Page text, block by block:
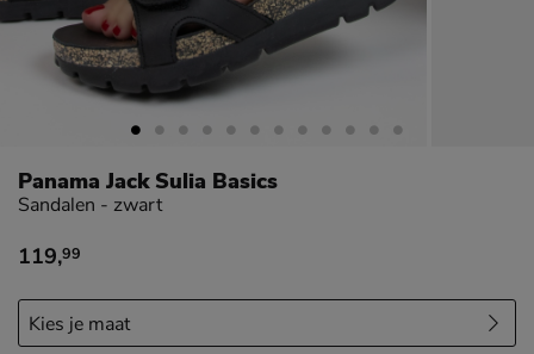
Panama Jack Sulia Basics
Sandalen - zwart
€ 119,99
119,99